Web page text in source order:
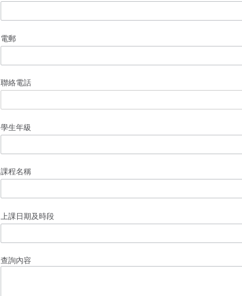
電郵
聯絡電話
學生年級
課程名稱
上課日期及時段
查詢內容